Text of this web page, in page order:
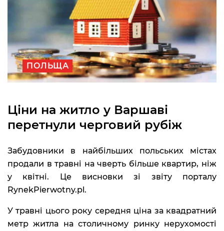
ПОЛЬЩА
Ціни на житло у Варшаві
перетнули черговий рубіж
Забудовники в найбільших польських містах
продали в травні на чверть більше квартир, ніж
у квітні. Це висновки зі звіту порталу
RynekPierwotny.pl.
У травні цього року середня ціна за квадратний
метр житла на столичному ринку нерухомості